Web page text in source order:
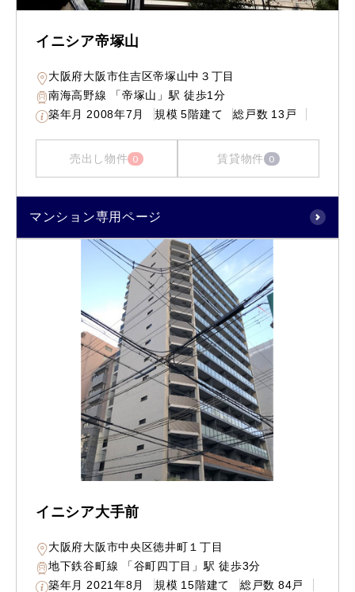
イニシア帝塚山
大阪府大阪市住吉区帝塚山中３丁目
南海高野線 「帝塚山」駅 徒歩1分
築年月 2008年7月 規模 5階建て 総戸数 13戸
売出し物件 0 賃貸物件 0
マンション専用ページ
イニシア大手前
大阪府大阪市中央区徳井町１丁目
地下鉄谷町線 「谷町四丁目」駅 徒歩3分
築年月 2021年8月 規模 15階建て 総戸数 84戸